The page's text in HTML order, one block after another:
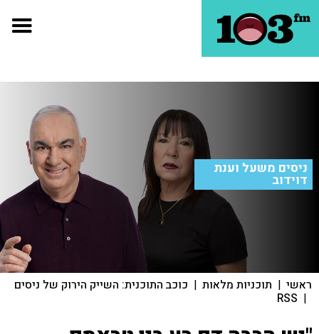
ניסים משעל וענת
דוידוב
ראשי | תוכניות מלאות | כוכב התוכנית: השייק הירוק של ניסים
|
RSS